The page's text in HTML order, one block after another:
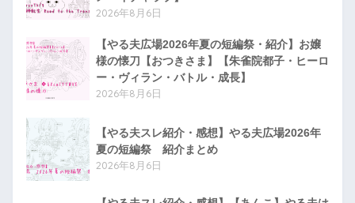
2026年8月6日
【やる夫広場2026年夏の短編祭・紹介】お嬢
様の懐刀【おつきさま】【朱雀院都子・ヒーロ
ー・ヴィラン・バトル・成長】
2026年8月6日
【やる夫スレ紹介・感想】やる夫広場2026年
夏の短編祭 紹介まとめ
2026年8月6日